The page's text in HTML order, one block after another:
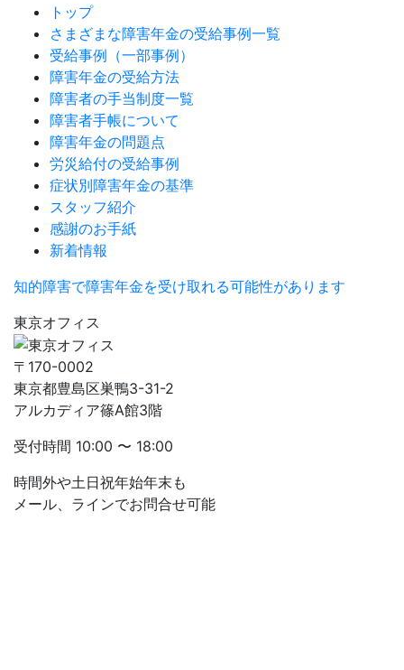
トップ
さまざまな障害年金の受給事例一覧
受給事例（一部事例）
障害年金の受給方法
障害者の手当制度一覧
障害者手帳について
障害年金の問題点
労災給付の受給事例
症状別障害年金の基準
スタッフ紹介
感謝のお手紙
新着情報
知的障害で障害年金を受け取れる可能性があります
東京オフィス
〒170-0002
東京都豊島区巣鴨3-31-2
アルカディア篠A館3階
受付時間 10:00 〜 18:00
時間外や土日祝年始年末も
メール、ラインでお問合せ可能